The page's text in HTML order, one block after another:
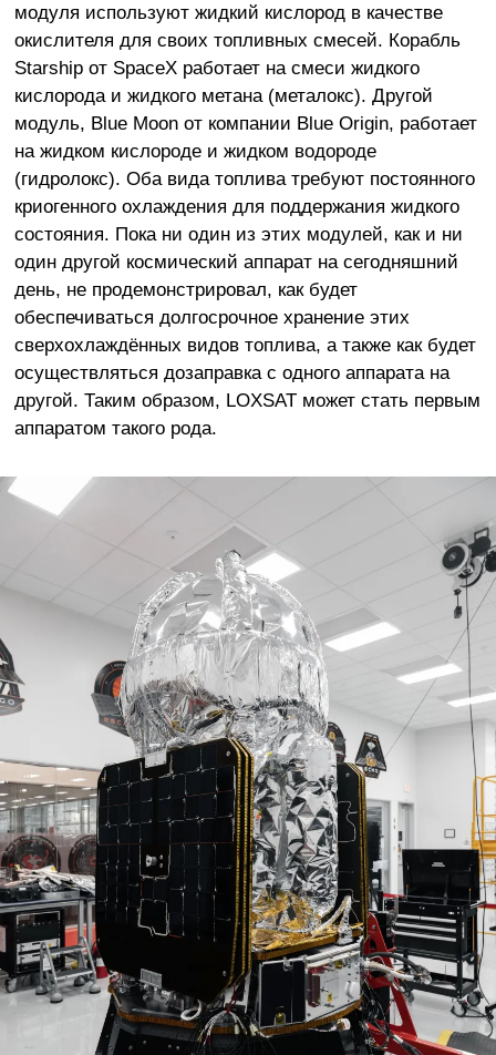
модуля используют жидкий кислород в качестве
окислителя для своих топливных смесей. Корабль
Starship от SpaceX работает на смеси жидкого
кислорода и жидкого метана (металокс). Другой
модуль, Blue Moon от компании Blue Origin, работает
на жидком кислороде и жидком водороде
(гидролокс). Оба вида топлива требуют постоянного
криогенного охлаждения для поддержания жидкого
состояния. Пока ни один из этих модулей, как и ни
один другой космический аппарат на сегодняшний
день, не продемонстрировал, как будет
обеспечиваться долгосрочное хранение этих
сверхохлаждённых видов топлива, а также как будет
осуществляться дозаправка с одного аппарата на
другой. Таким образом, LOXSAT может стать первым
аппаратом такого рода.